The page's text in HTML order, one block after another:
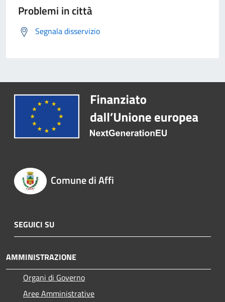
Problemi in città
Segnala disservizio
Comune di Affi
SEGUICI SU
AMMINISTRAZIONE
Organi di Governo
Aree Amministrative